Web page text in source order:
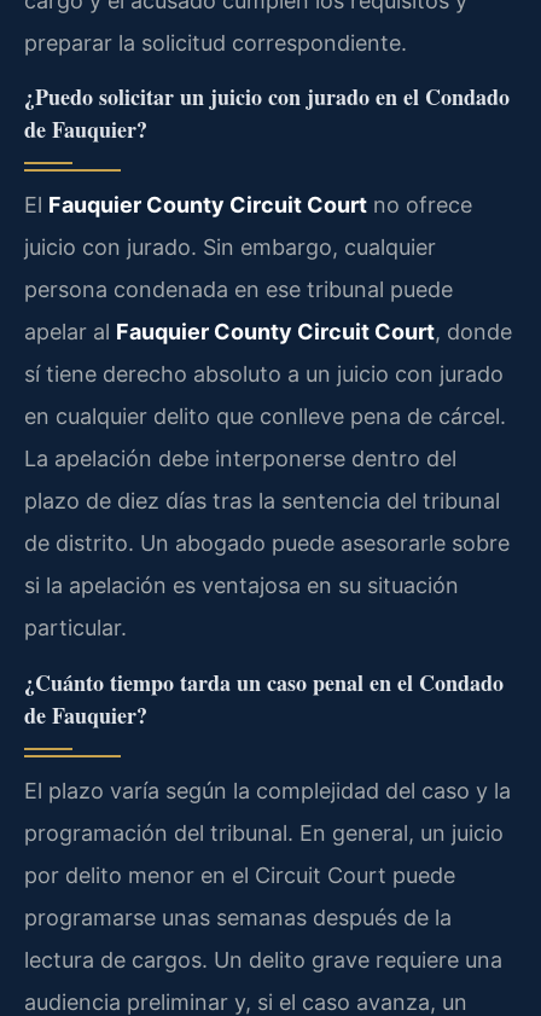
preparar la solicitud correspondiente.
¿Puedo solicitar un juicio con jurado en el Condado
de Fauquier?
El Fauquier County Circuit Court no ofrece
juicio con jurado. Sin embargo, cualquier
persona condenada en ese tribunal puede
apelar al Fauquier County Circuit Court, donde
sí tiene derecho absoluto a un juicio con jurado
en cualquier delito que conlleve pena de cárcel.
La apelación debe interponerse dentro del
plazo de diez días tras la sentencia del tribunal
de distrito. Un abogado puede asesorarle sobre
si la apelación es ventajosa en su situación
particular.
¿Cuánto tiempo tarda un caso penal en el Condado
de Fauquier?
El plazo varía según la complejidad del caso y la
programación del tribunal. En general, un juicio
por delito menor en el Circuit Court puede
programarse unas semanas después de la
lectura de cargos. Un delito grave requiere una
audiencia preliminar y, si el caso avanza, un